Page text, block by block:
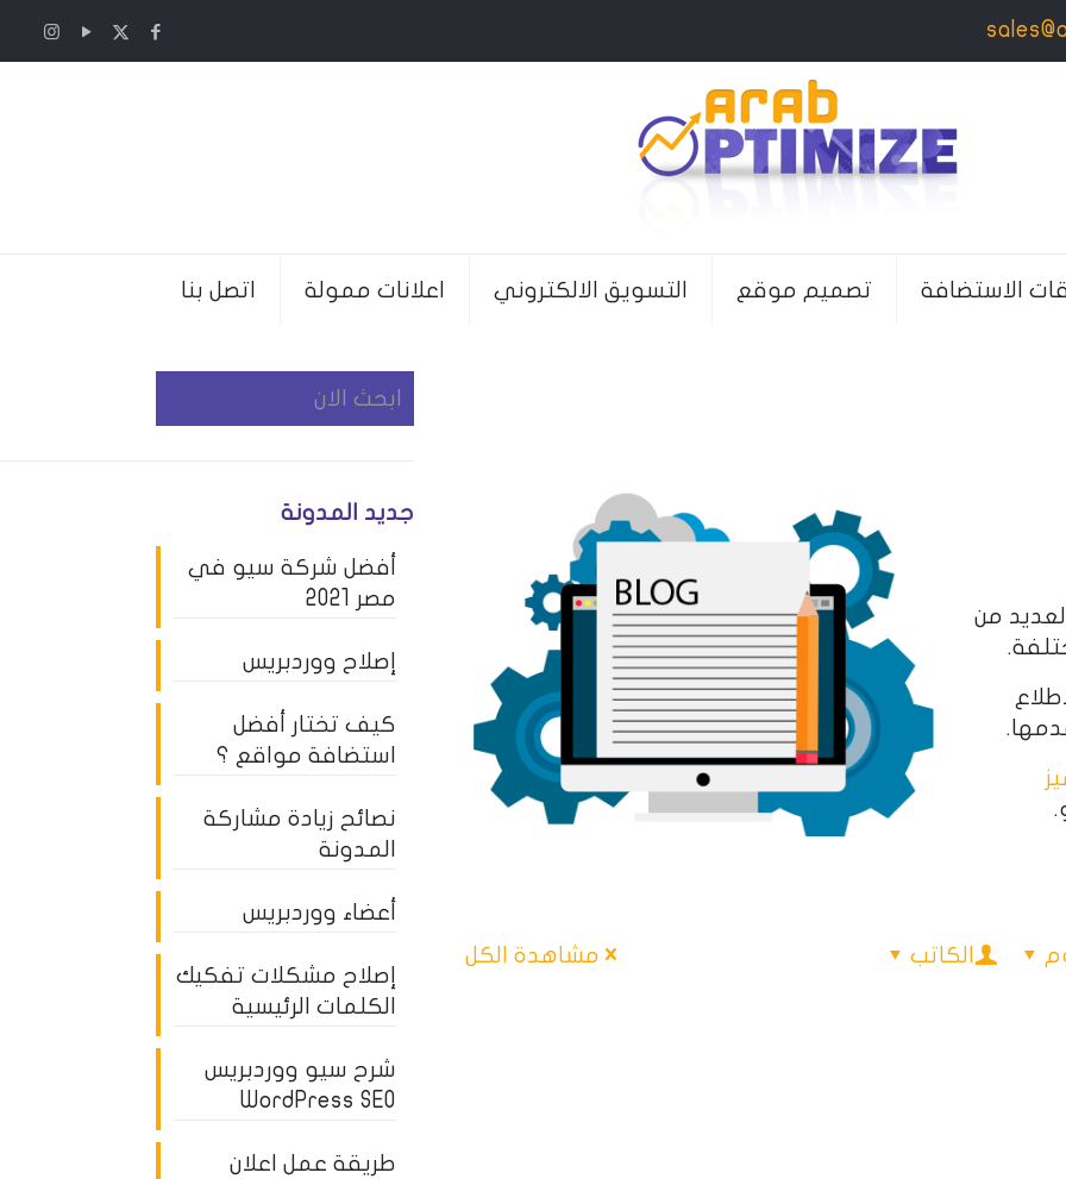
الاستضافة تصميم موقع التسويق الالكتروني اعلانات ممولة اتصل بنا
من
الكاتب مشاهدة الكل
جديد المدونة
أفضل شركة سيو في
مصر 2021
إصلاح ووردبريس
كيف تختار أفضل
استضافة مواقع ؟
نصائح زيادة مشاركة
المدونة
أعضاء ووردبريس
إصلاح مشكلات تفكيك
الكلمات الرئيسية
شرح سيو ووردبريس
WordPress SEO
طريقة عمل اعلان